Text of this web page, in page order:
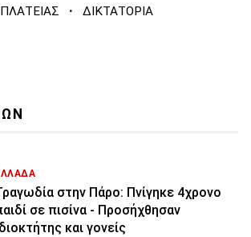
· ΔΙΚΤΑΤΟΡΙΑ
στην Πάρο: Πνίγηκε 4χρονο
σε πισίνα - Προσήχθησαν
και γονείς